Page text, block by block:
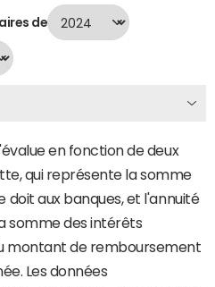
de
en fonction de deux
qui représente la somme
doit aux banques, et l'annuité
somme des intérêts
montant de remboursement
Les données